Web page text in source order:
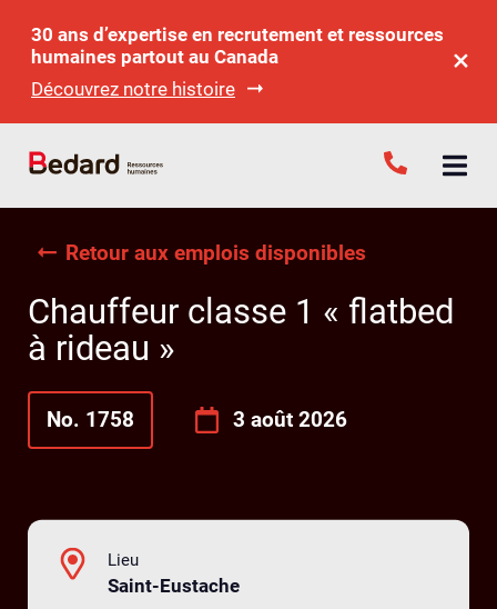
30 ans d’expertise en recrutement et ressources
humaines partout au Canada
Découvrez notre histoire
Retour aux emplois disponibles
Chauffeur classe 1 « flatbed
à rideau »
No. 1758 3 août 2026
Lieu
Saint-Eustache